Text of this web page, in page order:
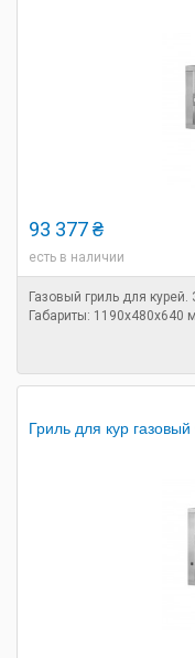
93 377 ₴
есть в наличии
Газовый гриль для
Габариты: 1190х480х640
Гриль для кур